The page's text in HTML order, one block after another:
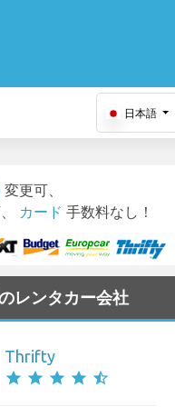
日本語
変更可、
カード 手数料なし！
レンタカー会社
Thrifty
star star star star star_half